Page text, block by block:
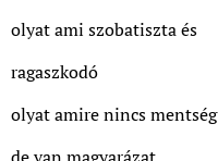
olyat ami szobatiszta és
ragaszkodó
olyat amire nincs mentség